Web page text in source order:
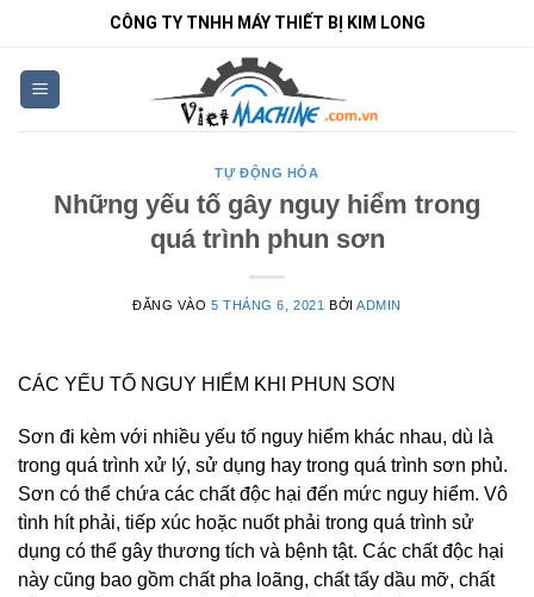
nội
dung
CÔNG TY TNHH MÁY THIẾT BỊ KIM LONG
TỰ ĐỘNG HÓA
Những yếu tố gây nguy hiểm trong
quá trình phun sơn
ĐĂNG VÀO 5 THÁNG 6, 2021 BỞIADMIN
CÁC YẾU TỐ NGUY HIỂM KHI PHUN SƠN
Sơn đi kèm với nhiều yếu tố nguy hiểm khác nhau, dù là
trong quá trình xử lý, sử dụng hay trong quá trình sơn phủ.
Sơn có thể chứa các chất độc hại đến mức nguy hiểm. Vô
tình hít phải, tiếp xúc hoặc nuốt phải trong quá trình sử
dụng có thể gây thương tích và bệnh tật. Các chất độc hại
này cũng bao gồm chất pha loãng, chất tẩy dầu mỡ, chất